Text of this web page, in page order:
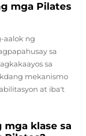
mga Pilates
aalok ng
sa
sa
mekanismo
at iba't
mga klase sa